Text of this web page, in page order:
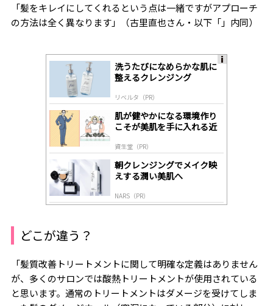
「髪をキレイにしてくれるという点は一緒ですがアプローチ
の方法は全く異なります」（古里直也さん・以下「」内同）
洗うたびになめらかな肌に
整えるクレンジング
リベルタ（PR）
肌が健やかになる環境作り
こそが美肌を手に入れる近
資生堂（PR）
朝クレンジングでメイク映
えする潤い美肌へ
NARS（PR）
どこが違う？
「髪質改善トリートメントに関して明確な定義はありません
が、多くのサロンでは酸熱トリートメントが使用されている
と思います。通常のトリートメントはダメージを受けてしま